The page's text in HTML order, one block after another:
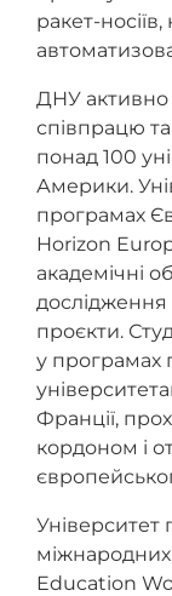
ракет-
ДНУ активно
співпрацю та
понад 100
Америки.
програмах
Horizon
академічні
дослідження
проєкти.
у програмах
Франції,
кордоном і
Університет
Education